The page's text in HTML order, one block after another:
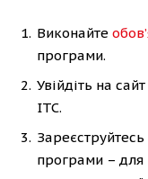
Виконайте
програми.
Увійдіть на
ІТС.
Зареєструйтесь
програми – для